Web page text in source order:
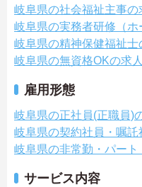
岐阜県の社会福祉主事の
岐阜県の実務者研修（ホ
岐阜県の精神保健福祉士
岐阜県の無資格OKの求人
雇用形態
岐阜県の正社員(正職員)
岐阜県の契約社員・嘱託
岐阜県の非常勤・パート
サービス内容